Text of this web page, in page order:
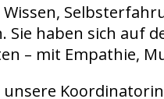
Wissen,
haben sich auf
– mit Empathie,